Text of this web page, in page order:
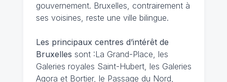
gouvernement. Bruxelles, contrairement à
ses voisines, reste une ville bilingue.
Les principaux centres d’intérêt de
Bruxelles sont :La Grand-Place, les
Galeries royales Saint-Hubert, les Galeries
Agora et Bortier, le Passage du Nord,